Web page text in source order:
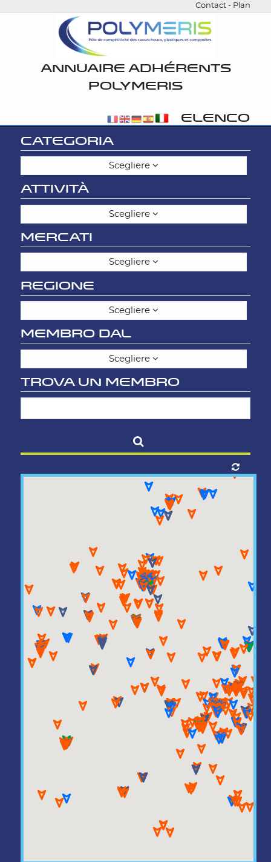
Contact - Plan
ANNUAIRE ADHÉRENTS
POLYMERIS
ELENCO
CATEGORIA
Scegliere
ATTIVITÀ
Scegliere
MERCATI
Scegliere
REGIONE
Scegliere
MEMBRO DAL
Scegliere
TROVA UN MEMBRO